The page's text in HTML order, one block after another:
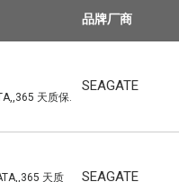
品牌厂商
天质保.
SEAGATE
天质
SEAGATE